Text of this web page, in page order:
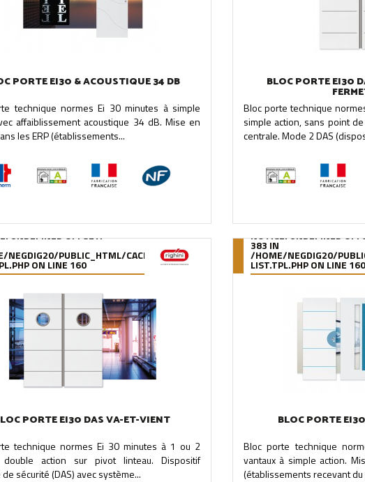
PORTE EI30 & ACOUSTIQUE 34 DB
technique normes Ei 30 minutes à simple
affaiblissement acoustique 34 dB. Mise en
les ERP (établissements...
BLOC PORTE EI30
Bloc porte technique
simple action, sans point
centrale. Mode 2 DAS
9539DE895288B34880F5912627880978280A0F6A.FILE.PRODUCT-
: UNDEFINED OFFSET:
NEGDIG20/PUBLIC_HTML/CACHE/SMARTY/COMPILE/95/39/DE/
ON LINE 160
PORTE EI30 DAS VA-ET-VIENT
technique normes Ei 30 minutes à 1 ou 2
double action sur pivot linteau. Dispositif
sécurité (DAS) avec système...
NOTICE: UNDEFINED
383 IN
/HOME/NEGDIG20/
LIST.TPL.PHPON LINE 160
BLOC PORTE
Bloc porte technique
vantaux à simple action.
(établissements recevant du